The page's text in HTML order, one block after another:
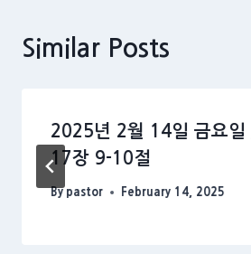
Similar Posts
2025년 2월 14일 금요일
17장 9-10절
By pastor February 14, 2025